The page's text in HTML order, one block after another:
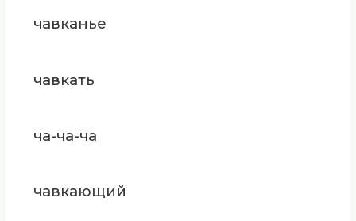
чавканье
чавкать
ча-ча-ча
чавкающий